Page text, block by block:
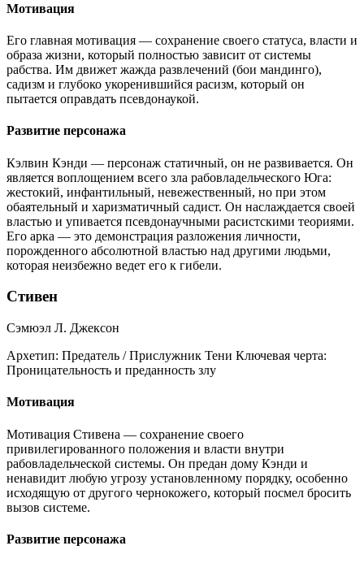
Мотивация
Его главная мотивация — сохранение своего статуса, власти и
образа жизни, который полностью зависит от системы
рабства. Им движет жажда развлечений (бои мандинго),
садизм и глубоко укоренившийся расизм, который он
пытается оправдать псевдонаукой.
Развитие персонажа
Кэлвин Кэнди — персонаж статичный, он не развивается. Он
является воплощением всего зла рабовладельческого Юга:
жестокий, инфантильный, невежественный, но при этом
обаятельный и харизматичный садист. Он наслаждается своей
властью и упивается псевдонаучными расистскими теориями.
Его арка — это демонстрация разложения личности,
порожденного абсолютной властью над другими людьми,
которая неизбежно ведет его к гибели.
Стивен
Сэмюэл Л. Джексон
Архетип: Предатель / Прислужник Тени Ключевая черта:
Проницательность и преданность злу
Мотивация
Мотивация Стивена — сохранение своего
привилегированного положения и власти внутри
рабовладельческой системы. Он предан дому Кэнди и
ненавидит любую угрозу установленному порядку, особенно
исходящую от другого чернокожего, который посмел бросить
вызов системе.
Развитие персонажа